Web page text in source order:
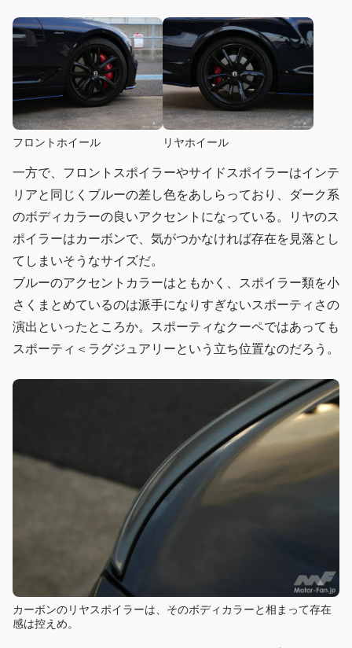
フロントホイール リヤホイール
一方で、フロントスポイラーやサイドスポイラーはインテ
リアと同じくブルーの差し色をあしらっており、ダーク系
のボディカラーの良いアクセントになっている。リヤのス
ポイラーはカーボンで、気がつかなければ存在を見落とし
てしまいそうなサイズだ。
ブルーのアクセントカラーはともかく、スポイラー類を小
さくまとめているのは派手になりすぎないスポーティさの
演出といったところか。スポーティなクーペではあっても
スポーティ＜ラグジュアリーという立ち位置なのだろう。
カーボンのリヤスポイラーは、そのボディカラーと相まって存在
感は控えめ。